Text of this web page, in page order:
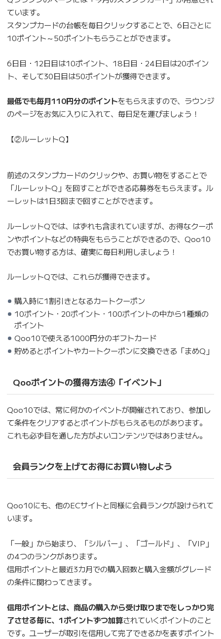
ています。
スタンプカードの台帳を毎日クリックすることで、6日ごとに
10ポイント～50ポイントもらうことができます。
6日目・12日目は10ポイント、18日目・24日目は20ポイン
ト、そして30日目は50ポイントが獲得できます。
最低でも毎月110円分のポイントをもらえますので、ラウンジ
のページをお気に入りに入れて、毎日足を運びましょう！
【②ルーレットQ】
前述のスタンプカードのクリックや、お買い物をすることで
「ルーレットQ」を回すことができる応募券をもらえます。ル
ーレットは1日3回まで回すことができます。
ルーレットQでは、はずれも含まれていますが、お得なクーポ
ンやポイントなどの特典をもらうことができるので、Qoo10
でお買い物する方は、確実に毎日利用しましょう！
ルーレットQでは、これらが獲得できます。
購入時に1割引きとなるカートクーポン
10ポイント・20ポイント・100ポイントの中から1種類の
ポイント
Qoo10で使える1000円分のギフトカード
貯めるとポイントやカートクーポンに交換できる「まめQ」
Qooポイントの獲得方法④「イベント」
Qoo10では、常に何かのイベントが開催されており、参加し
て条件をクリアするとポイントがもらえるものがあります。
これも必ず目を通した方がよいコンテンツではありません。
会員ランクを上げてお得にお買い物しよう
Qoo10にも、他のECサイトと同様に会員ランクが設けられて
います。
「一般」から始まり、「シルバー」、「ゴールド」、「VIP」
の4つのランクがあります。
信用ポイントと最近3カ月での購入回数と購入金額がグレード
の条件に関わってきます。
信用ポイントとは、商品の購入から受け取りまでをしっかり完
了させる毎に、1ポイントずつ加算されていくポイントのこと
です。ユーザーが取引を信用して完了できるかを表すポイント